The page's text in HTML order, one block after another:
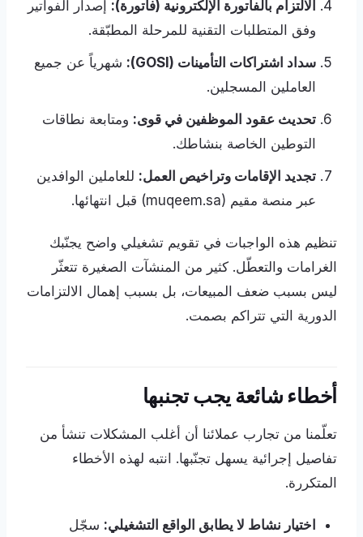
الالتزام بالفاتورة الإلكترونية (فاتورة): إصدار الفواتير
وفق المتطلبات التقنية للمرحلة المطبّقة.
سداد اشتراكات التأمينات (GOSI):
شهرياً عن جميع
العاملين المسجلين.
تحديث عقود الموظفين في قوى: ومتابعة نطاقات
التوطين الخاصة بنشاطك.
تجديد الإقامات وتراخيص العمل: للعاملين الوافدين
عبر منصة مقيم (muqeem.sa) قبل انتهائها.
تنظيم هذه الواجبات في تقويم تشغيلي واضح يجنّبك
الغرامات والتعطّل. كثير من المنشآت الصغيرة تتعثّر
ليس بسبب ضعف المبيعات، بل بسبب إهمال الالتزامات
الدورية التي تتراكم بصمت.
أخطاء شائعة يجب تجنبها
تعلّمنا من تجارب عملائنا أن أغلب المشكلات تنشأ من
تفاصيل إجرائية يسهل تجنّبها. انتبه لهذه الأخطاء
المتكررة.
اختيار نشاط لا يطابق الواقع التشغيلي: سجّل